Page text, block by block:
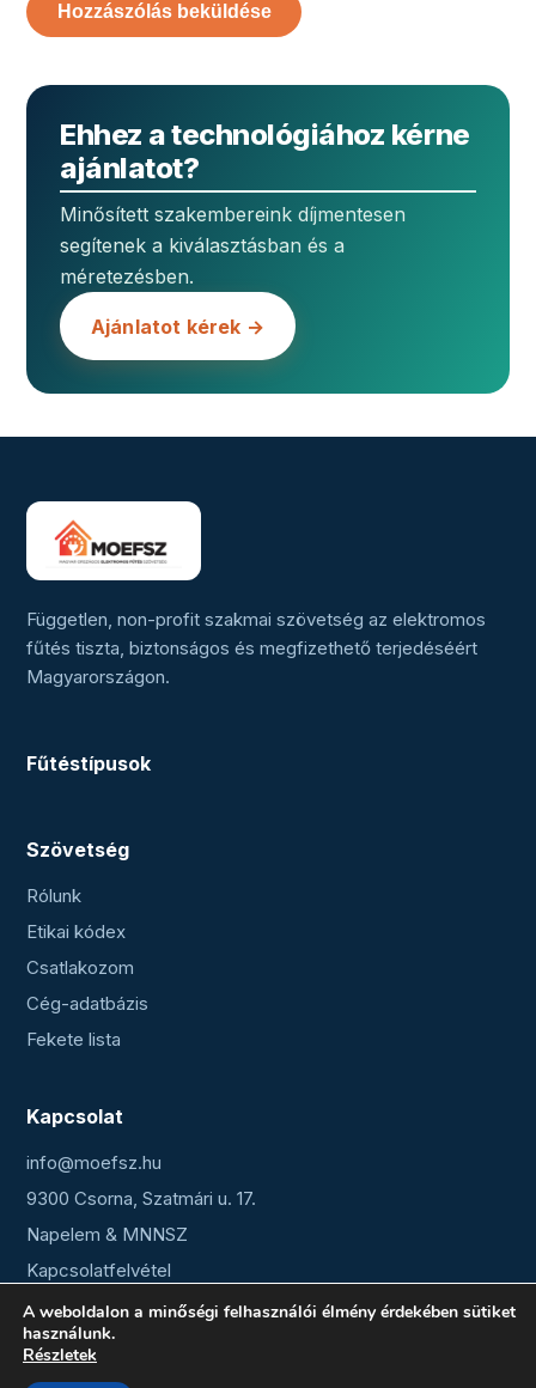
Ehhez a technológiához kérne
ajánlatot?
Minősített szakembereink díjmentesen
segítenek a kiválasztásban és a
méretezésben.
Ajánlatot kérek →
Független, non-profit szakmai szövetség az elektromos
fűtés tiszta, biztonságos és megfizethető terjedéséért
Magyarországon.
Fűtéstípusok
Szövetség
Rólunk
Etikai kódex
Csatlakozom
Cég-adatbázis
Fekete lista
Kapcsolat
info@moefsz.hu
9300 Csorna, Szatmári u. 17.
Napelem & MNNSZ
Kapcsolatfelvétel
© 2026 Magyar Országos Elektromos Fűtés Szövetség
A weboldalon a minőségi felhasználói élmény érdekében sütiket
használunk.
Részletek